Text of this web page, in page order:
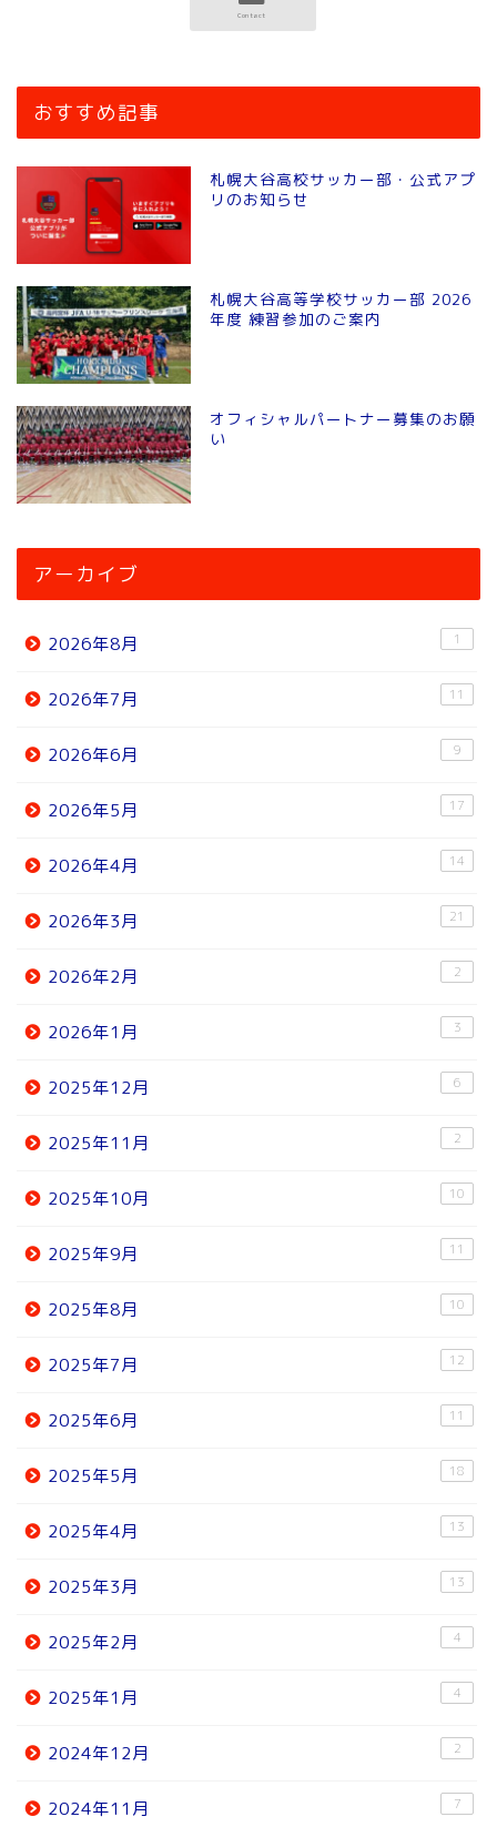
おすすめ記事
札幌大谷高校サッカー部・公式アプ
リのお知らせ
札幌大谷高等学校サッカー部 2026
年度 練習参加のご案内
オフィシャルパートナー募集のお願
い
アーカイブ
2026年8月 1
2026年7月 11
2026年6月 9
2026年5月 17
2026年4月 14
2026年3月 21
2026年2月 2
2026年1月 3
2025年12月 6
2025年11月 2
2025年10月 10
2025年9月 11
2025年8月 10
2025年7月 12
2025年6月 11
2025年5月 18
2025年4月 13
2025年3月 13
2025年2月 4
2025年1月 4
2024年12月 2
2024年11月 7